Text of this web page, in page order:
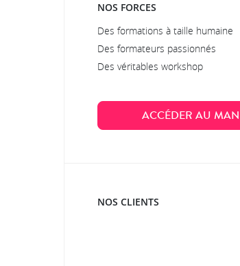
NOS FORCES
Des formations à taille humaine
Des formateurs passionnés
Des véritables workshop
ACCÉDER AU
NOS CLIENTS